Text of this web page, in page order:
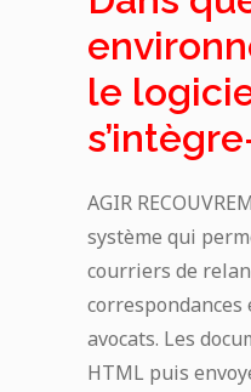
le
AGIR
système qui
courriers de
avocats. Les
HTML puis